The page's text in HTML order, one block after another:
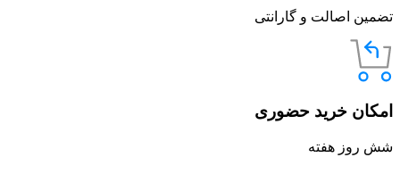
تضمین اصالت و گارانتی
امکان خرید حضوری
شش روز هفته